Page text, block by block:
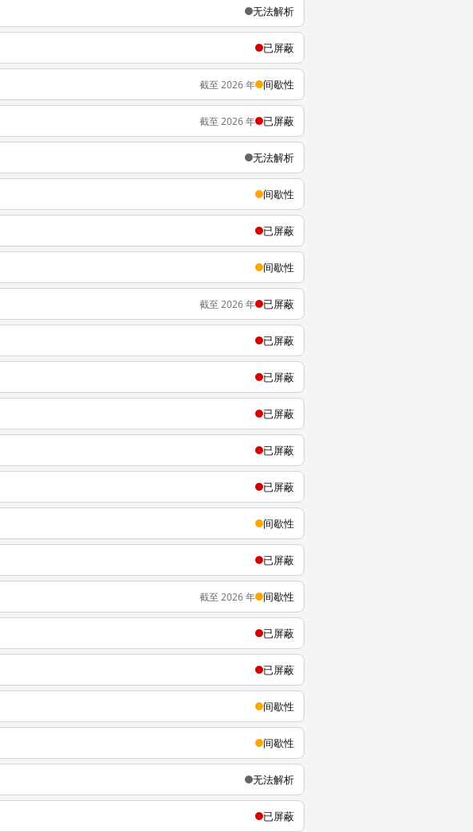
无法解析
已屏蔽
截至 2026 年 间歇性
截至 2026 年 已屏蔽
无法解析
间歇性
已屏蔽
间歇性
截至 2026 年 已屏蔽
已屏蔽
已屏蔽
已屏蔽
已屏蔽
已屏蔽
间歇性
已屏蔽
截至 2026 年 间歇性
已屏蔽
已屏蔽
间歇性
间歇性
无法解析
已屏蔽